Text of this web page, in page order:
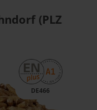
(PLZ
DE466